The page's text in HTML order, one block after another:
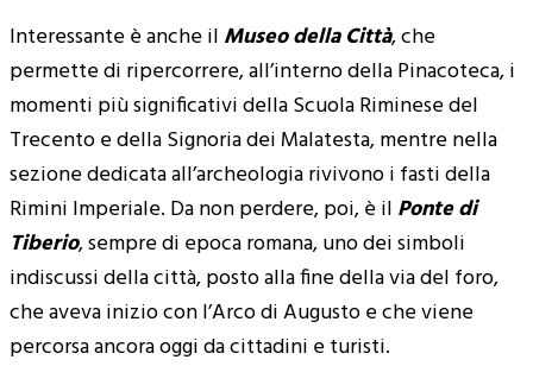
Interessante è anche il Museo della Città, che
permette di ripercorrere, all’interno della Pinacoteca, i
momenti più significativi della Scuola Riminese del
Trecento e della Signoria dei Malatesta, mentre nella
sezione dedicata all’archeologia rivivono i fasti della
Rimini Imperiale. Da non perdere, poi, è il Ponte di
Tiberio, sempre di epoca romana, uno dei simboli
indiscussi della città, posto alla fine della via del foro,
che aveva inizio con l’Arco di Augusto e che viene
percorsa ancora oggi da cittadini e turisti.